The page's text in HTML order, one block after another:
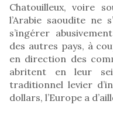
Chatouilleux, voire
l’Arabie saoudite ne
s’ingérer
des autres pays, à
en direction des
abritent en leur
traditionnel levier
dollars, l’Europe a